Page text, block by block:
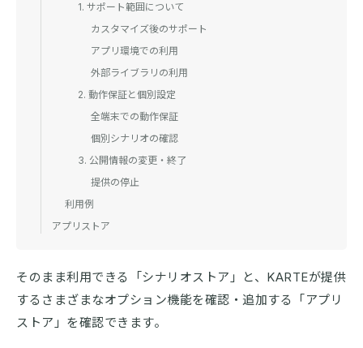
そのまま利用できる「シナリオストア」と、KARTEが提供
するさまざまなオプション機能を確認・追加する「アプリ
ストア」を確認できます。
1. サポート範囲について
カスタマイズ後のサポート
アプリ環境での利用
外部ライブラリの利用
2. 動作保証と個別設定
全端末での動作保証
個別シナリオの確認
3. 公開情報の変更・終了
提供の停止
利用例
アプリストア